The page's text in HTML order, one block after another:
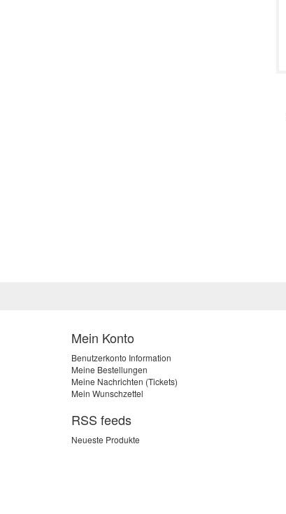
Mein Konto
Benutzerkonto Information
Meine Bestellungen
Meine Nachrichten (Tickets)
Mein Wunschzettel
RSS feeds
Neueste Produkte